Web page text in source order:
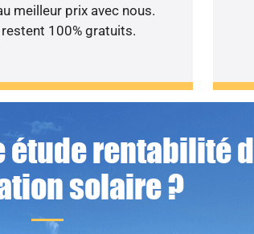
meilleur prix avec nous.
100% gratuits.
étude rentabilité
solaire ?